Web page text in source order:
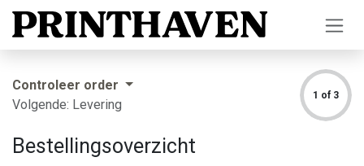
Overslaan naar inhoud
Controleer order
Volgende: Levering
1 of 3
Bestellingsoverzicht